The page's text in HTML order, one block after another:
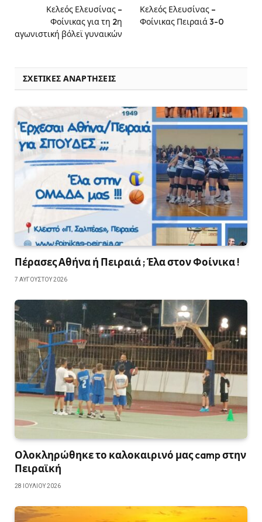
Κελεός Ελευσίνας –
Φοίνικας για τη 2η
αγωνιστική βόλεϊ γυναικών
Κελεός Ελευσίνας –
Φοίνικας Πειραιά 3-0
ΣΧΕΤΙΚΈΣ ΑΝΑΡΤΉΣΕΙΣ
Πέρασες Αθήνα ή Πειραιά ; Έλα στον Φοίνικα !
7 ΑΥΓΟΎΣΤΟΥ 2026
Ολοκληρώθηκε το καλοκαιρινό μας camp στην
Πειραϊκή
28 ΙΟΥΛΊΟΥ 2026